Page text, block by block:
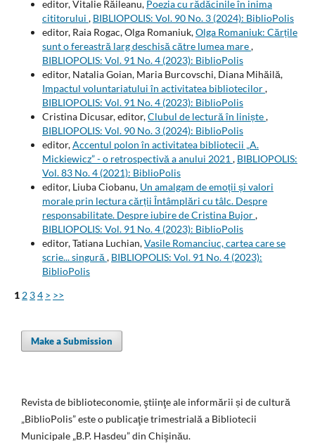
editor, Vitalie Răileanu, Poezia cu rădăcinile în inima
cititorului , BIBLIOPOLIS: Vol. 90 No. 3 (2024): BiblioPolis
editor, Raia Rogac, Olga Romaniuk,Olga Romaniuk: Cărțile
sunt o fereastră larg deschisă către lumea mare,
BIBLIOPOLIS: Vol. 91 No. 4 (2023): BiblioPolis
editor, Natalia Goian, Maria Burcovschi, Diana Mihăilă,
Impactul voluntariatului în activitatea bibliotecilor,
BIBLIOPOLIS: Vol. 91 No. 4 (2023): BiblioPolis
Cristina Dicusar, editor,Clubul de lectură în liniște,
BIBLIOPOLIS: Vol. 90 No. 3 (2024): BiblioPolis
editor,Accentul polon în activitatea bibliotecii „A.
Mickiewicz” - o retrospectivă a anului 2021 , BIBLIOPOLIS:
Vol. 83 No. 4 (2021): BiblioPolis
editor, Liuba Ciobanu, Un amalgam de emoții și valori
morale prin lectura cărții Întâmplări cu tâlc. Despre
responsabilitate. Despre iubire de Cristina Bujor,
BIBLIOPOLIS: Vol. 91 No. 4 (2023): BiblioPolis
editor, Tatiana Luchian,Vasile Romanciuc, cartea care se
scrie... singură , BIBLIOPOLIS: Vol. 91 No. 4 (2023):
BiblioPolis
1 2 34 > >>
Make a Submission
Revista de biblioteconomie, ştiinţe ale informării și de cultură
„BiblioPolis” este o publicaţie trimestrială a Bibliotecii
Municipale „B.P. Hasdeu” din Chişinău.